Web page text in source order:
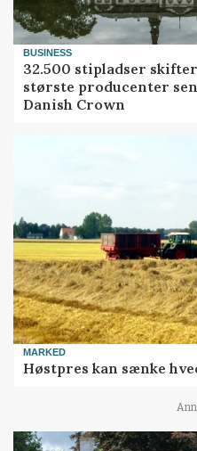
BUSINESS
32.500 stipladser
største producenter
Danish Crown
MARKED
Høstpres kan sænke